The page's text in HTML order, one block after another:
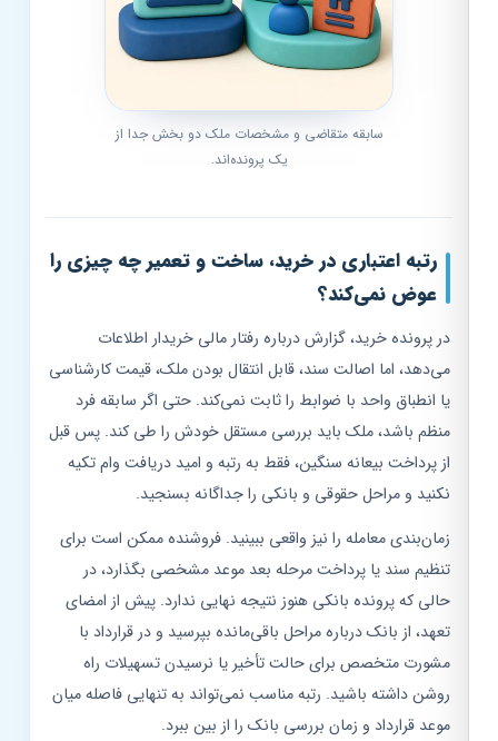
سابقه متقاضی و مشخصات ملک دو بخش جدا از
یک پرونده‌اند.
رتبه اعتباری در خرید، ساخت و تعمیر چه چیزی را
عوض نمی‌کند؟
در پرونده خرید، گزارش درباره رفتار مالی خریدار اطلاعات
می‌دهد، اما اصالت سند، قابل انتقال بودن ملک، قیمت کارشناسی
یا انطباق واحد با ضوابط را ثابت نمی‌کند. حتی اگر سابقه فرد
منظم باشد، ملک باید بررسی مستقل خودش را طی کند. پس قبل
از پرداخت بیعانه سنگین، فقط به رتبه و امید دریافت وام تکیه
نکنید و مراحل حقوقی و بانکی را جداگانه بسنجید.
زمان‌بندی معامله را نیز واقعی ببینید. فروشنده ممکن است برای
تنظیم سند یا پرداخت مرحله بعد موعد مشخصی بگذارد، در
حالی که پرونده بانکی هنوز نتیجه نهایی ندارد. پیش از امضای
تعهد، از بانک درباره مراحل باقی‌مانده بپرسید و در قرارداد با
مشورت متخصص برای حالت تأخیر یا نرسیدن تسهیلات راه
روشن داشته باشید. رتبه مناسب نمی‌تواند به تنهایی فاصله میان
موعد قرارداد و زمان بررسی بانک را از بین ببرد.